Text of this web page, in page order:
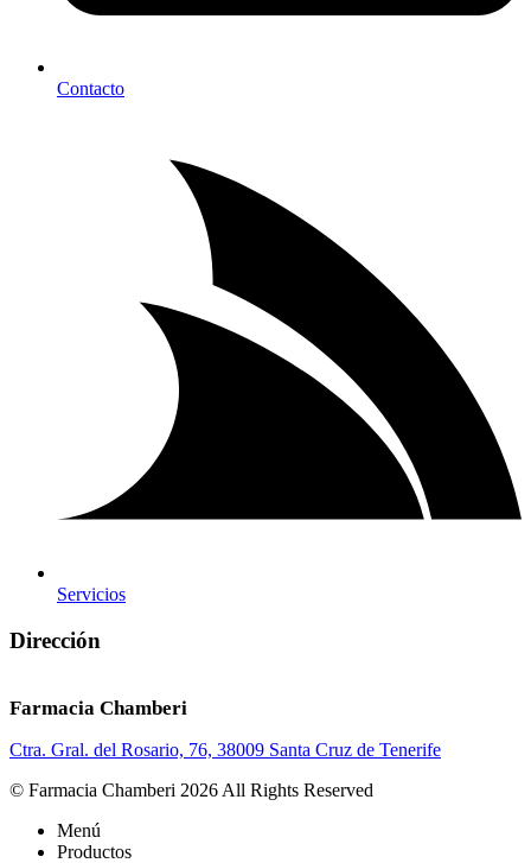
Contacto
Servicios
Dirección
Farmacia Chamberi
Ctra. Gral. del Rosario, 76, 38009 Santa Cruz de Tenerife
© Farmacia Chamberi 2026 All Rights Reserved
Menú
Productos